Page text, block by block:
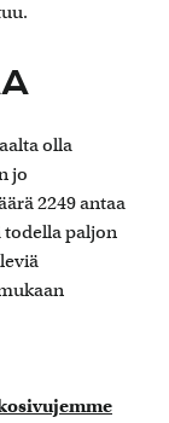
olla
jo
2249 antaa
todella paljon